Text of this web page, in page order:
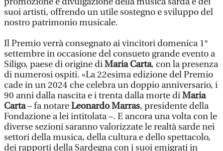
suoi artisti, offrendo un utile sostegno e sviluppo del
nostro patrimonio musicale.
Il Premio verrà consegnato ai vincitori domenica 1°
settembre in occasione del consueto grande evento a
Siligo, paese di origine diMaria Carta, con la presenza
di numerosi ospiti. «La 22esima edizione del Premio
cade in un 2024 che celebra un doppio anniversario, i
90 anni dalla nascita e i trenta dalla morte diMaria
Carta– fa notareLeonardo Marras, presidente della
Fondazione a lei intitolata –. E ancora una volta con le
diverse sezioni saranno valorizzate le realtà sarde nei
settori della musica, della cultura e dello spettacolo,
dei rapporti della Sardegna con i suoi emigrati in